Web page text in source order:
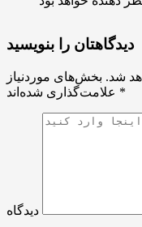
دیدگاهتان را بنویسید
شد. بخش‌های موردنیاز
*
دیدگاه